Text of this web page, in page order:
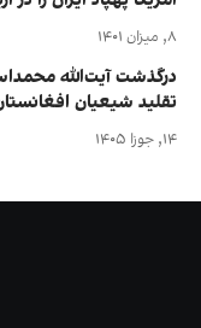
۸, میزان ۱۴۰۱
درگذشت آیت‌الله
تقلید شیعیان
۱۴, جوزا ۱۴۰۵